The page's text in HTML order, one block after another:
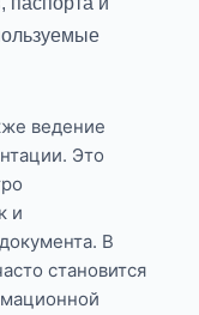
ведение
Это
и
В
становится